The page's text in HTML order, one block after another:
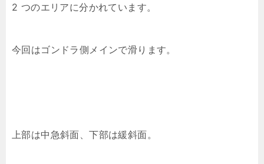
2 つのエリアに分かれています。
今回はゴンドラ側メインで滑ります。
上部は中急斜面、下部は緩斜面。